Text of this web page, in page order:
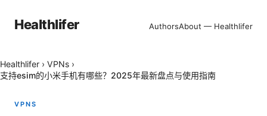
Healthlifer AuthorsAbout — Healthlifer
Healthlifer › VPNs ›
支持esim的小米手机有哪些？2025年最新盘点与使用指南
VPNS